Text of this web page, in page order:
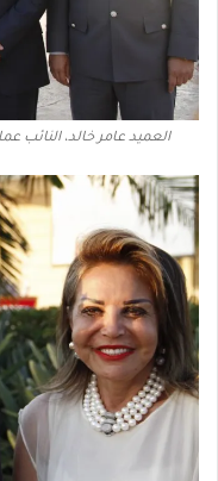
العميد عامر خالد، النائب